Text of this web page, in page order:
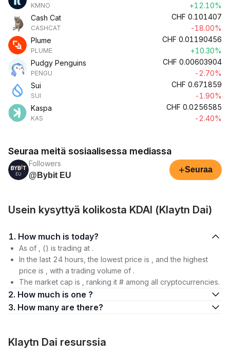
KMNO
+12.10%
Cash Cat
CASHCAT
CHF 0.101407
-18.00%
Plume
PLUME
CHF 0.01190456
+10.30%
Pudgy Penguins
PENGU
CHF 0.00603904
-2.70%
Sui
SUI
CHF 0.671859
-1.90%
Kaspa
KAS
CHF 0.0256585
-2.40%
Seuraa meitä sosiaalisessa mediassa
Followers
@Bybit EU
+Seuraa
Usein kysyttyä kolikosta KDAI (Klaytn Dai)
1. How much is today?
As of , () is trading at .
In the last 24 hours, the lowest price is , and the highest
price is , with a trading volume of .
The market cap is , ranking it # among all cryptocurrencies.
2. How much is one ?
3. How many are there?
Klaytn Dai resurssia